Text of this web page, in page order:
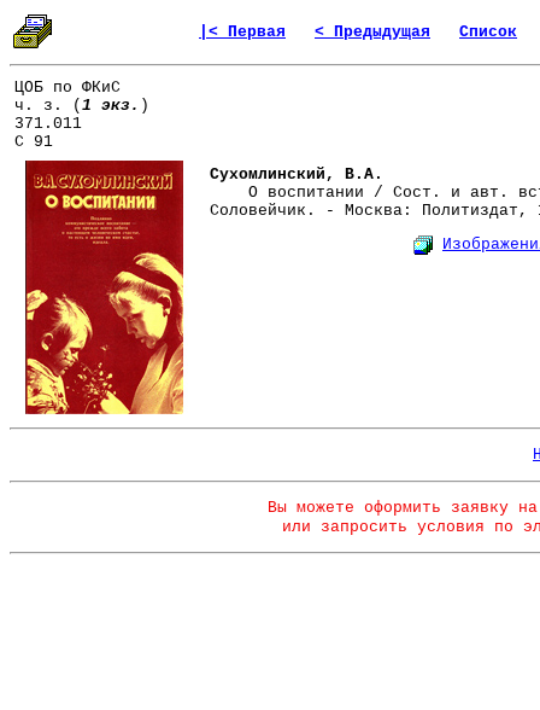
|< Первая < Предыдущая Список
ЦОБ по ФКиС
ч. з. ( 1 экз. )
371.011
С 91
Сухомлинский, В.А.
О воспитании / Сост. и авт.
Соловейчик. - Москва:
Вы можете оформить заявку
или запросить условия по